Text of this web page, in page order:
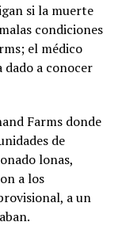
si la muerte
condiciones
el médico
dado a conocer
Farms donde
de
lonas,
a los
a un